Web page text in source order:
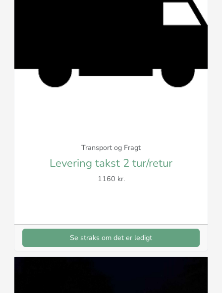
Transport og Fragt
Levering takst 2 tur/retur
1160 kr.
Se straks om det er ledigt